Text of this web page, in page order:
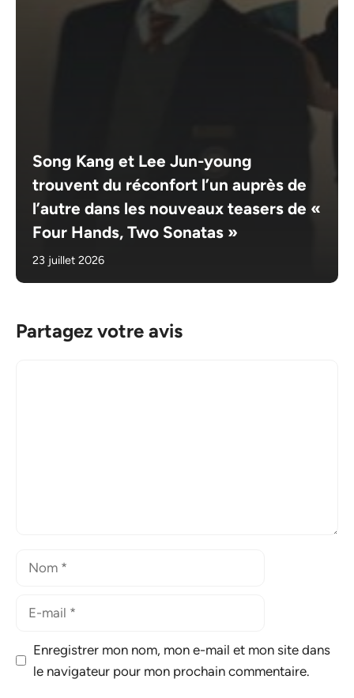
Song Kang et Lee Jun-young
trouvent du réconfort l’un auprès de
l’autre dans les nouveaux teasers de «
Four Hands, Two Sonatas »
23 juillet 2026
Partagez votre avis
Enregistrer mon nom, mon e-mail et mon site dans
le navigateur pour mon prochain commentaire.